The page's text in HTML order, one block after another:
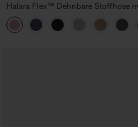
Halara Flex™ Dehnbare Stoffhose
hohem Bund, Waffelmuster,
Seitentaschen und weitem Bein